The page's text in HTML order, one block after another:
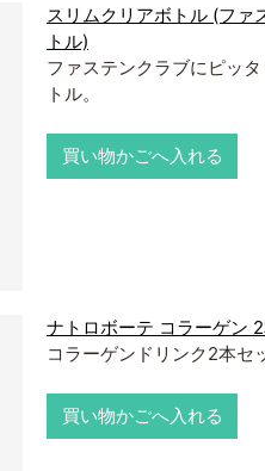
スリムクリアボトル (ファ
トル)
ファステンクラブにピッ
トル。
買い物かごへ入れる
ナトロボーテ コラーゲン
コラーゲンドリンク2本セ
買い物かごへ入れる